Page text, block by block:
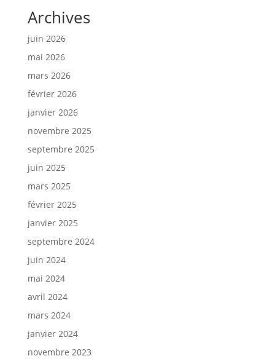
Archives
juin 2026
mai 2026
mars 2026
février 2026
janvier 2026
novembre 2025
septembre 2025
juin 2025
mars 2025
février 2025
janvier 2025
septembre 2024
juin 2024
mai 2024
avril 2024
mars 2024
janvier 2024
novembre 2023